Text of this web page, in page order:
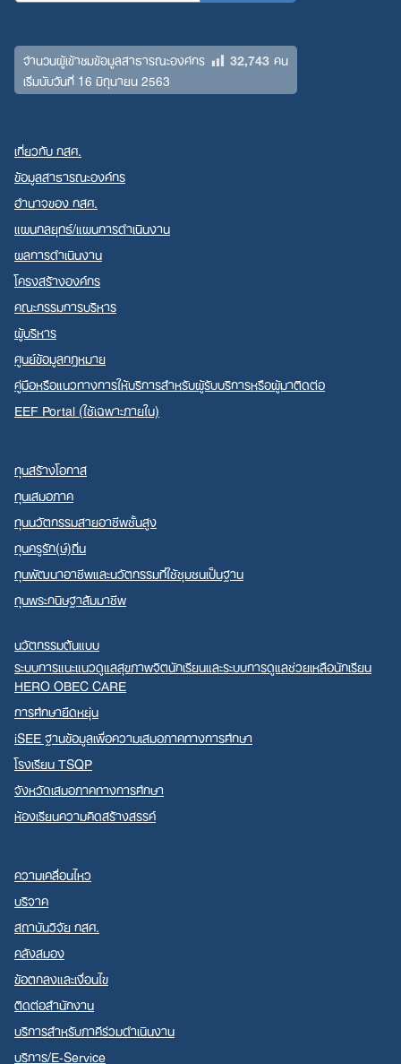
จำนวนผู้เข้าชมข้อมูลสาธารณะองค์กร 32,743คน
เริ่มนับวันที่ 16 มิถุนายน 2563
เกี่ยวกับ กสศ.
ข้อมูลสาธารณะองค์กร
อำนาจของ กสศ.
แผนกลยุทธ์/แผนการดำเนินงาน
ผลการดำเนินงาน
โครงสร้างองค์กร
คณะกรรมการบริหาร
ผู้บริหาร
ศูนย์ข้อมูลกฎหมาย
คู่มือหรือแนวทางการให้บริการสำหรับผู้รับบริการหรือผู้มาติดต่อ
EEF Portal (ใช้เฉพาะภายใน)
ทุนสร้างโอกาส
ทุนเสมอภาค
ทุนนวัตกรรมสายอาชีพชั้นสูง
ทุนครูรัก(ษ์)ถิ่น
ทุนพัฒนาอาชีพและนวัตกรรมที่ใช้ชุมชนเป็นฐาน
ทุนพระกนิษฐาสัมมาชีพ
นวัตกรรมต้นแบบ
ระบบการแนะแนวดูแลสุขภาพจิตนักเรียนและระบบการดูแลช่วยเหลือนักเรียน
HERO OBEC CARE
การศึกษายืดหยุ่น
iSEE ฐานข้อมูลเพื่อความเสมอภาคทางการศึกษา
โรงเรียน TSQP
จังหวัดเสมอภาคทางการศึกษา
ห้องเรียนความคิดสร้างสรรค์
ความเคลื่อนไหว
บริจาค
สถาบันวิจัย กสศ.
คลังสมอง
ข้อตกลงและเงื่อนไข
ติดต่อสำนักงาน
บริการสำหรับภาคีร่วมดำเนินงาน
บริการ/E-Service